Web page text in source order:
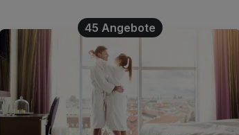
45 Angebote